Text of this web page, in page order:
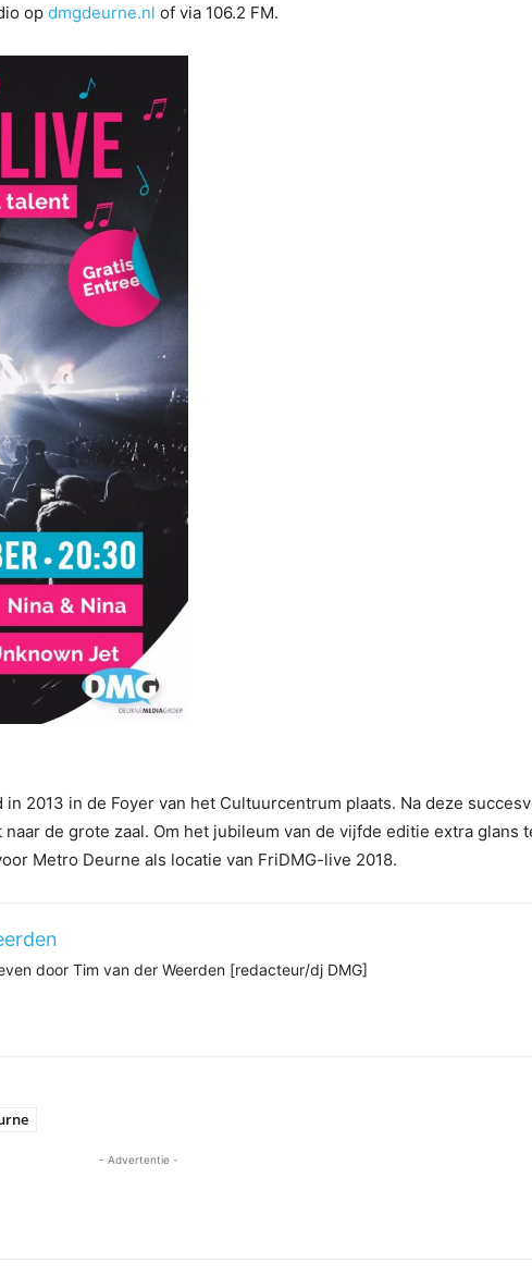
op dmgdeurne.nl of via 106.2 FM.
2013 in de Foyer van het Cultuurcentrum plaats. Na deze
de grote zaal. Om het jubileum van de vijfde editie extra glans
Metro Deurne als locatie van FriDMG-live 2018.
door Tim van der Weerden [redacteur/dj DMG]
- Advertentie -